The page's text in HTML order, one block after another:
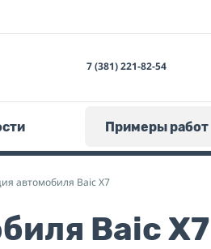
7 (381) 221-82-54
Примеры работ
автомобиля Baic X7
Baic X7